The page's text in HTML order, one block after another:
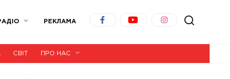
РЕКЛАМА
СВІТ ПРО НАС